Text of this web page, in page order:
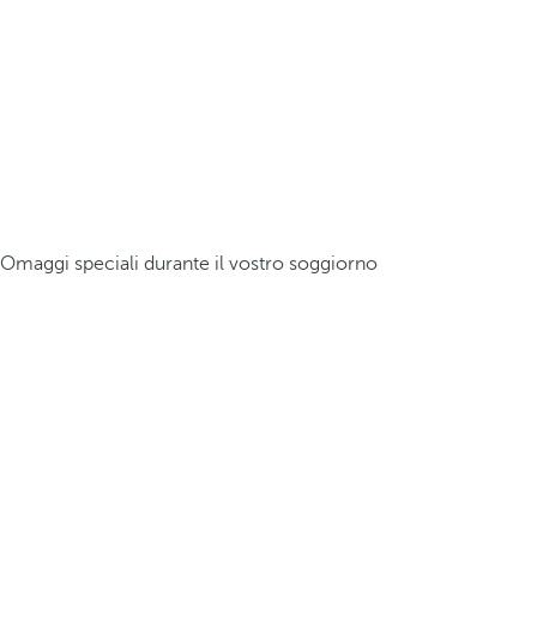
Omaggi speciali durante il vostro soggiorno